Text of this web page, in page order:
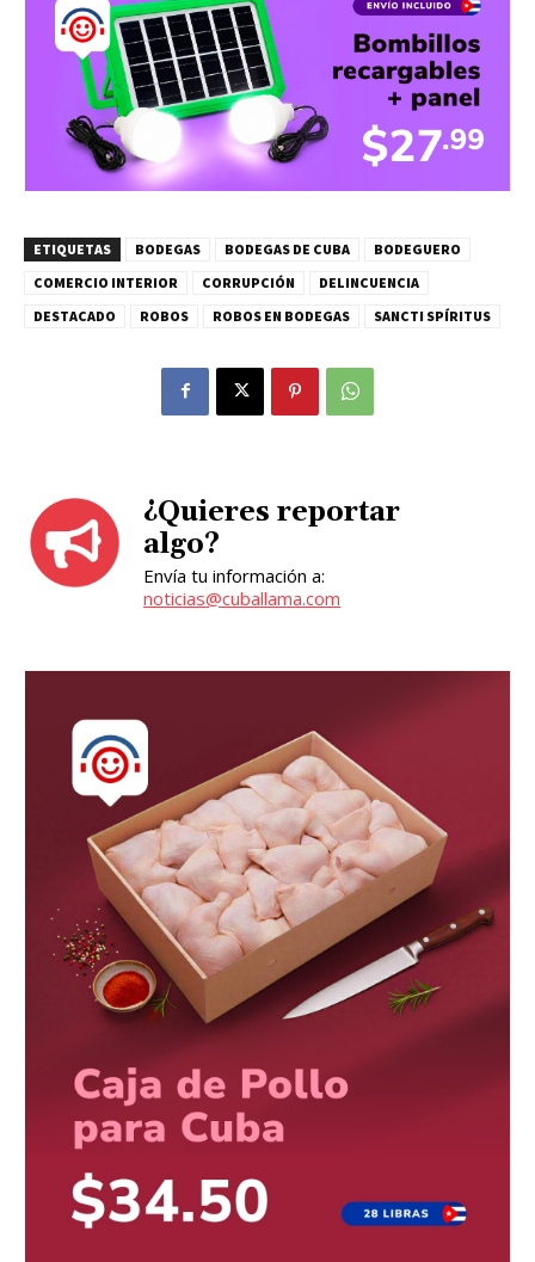
ETIQUETAS BODEGAS BODEGAS DE CUBA
BODEGUERO
COMERCIO INTERIOR
CORRUPCIÓN
DELINCUENCIA
DESTACADO
ROBOS ROBOS EN BODEGAS SANCTI SPÍRITUS
¿Quieres reportar
algo?
Envía tu información a:
noticias@cuballama.com